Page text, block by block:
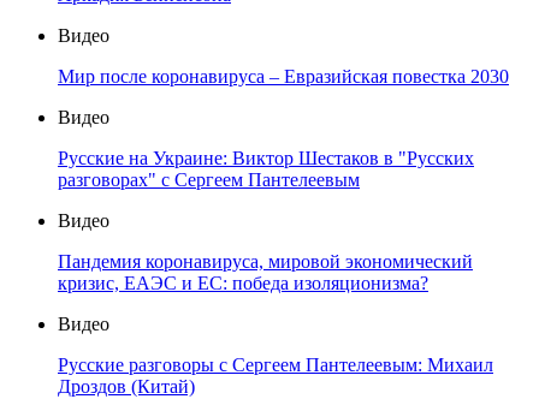
Видео
Мир после коронавируса – Евразийская повестка 2030
Видео
Русские на Украине: Виктор Шестаков в "Русских
разговорах" с Сергеем Пантелеевым
Видео
Пандемия коронавируса, мировой экономический
кризис, ЕАЭС и ЕС: победа изоляционизма?
Видео
Русские разговоры с Сергеем Пантелеевым: Михаил
Дроздов (Китай)